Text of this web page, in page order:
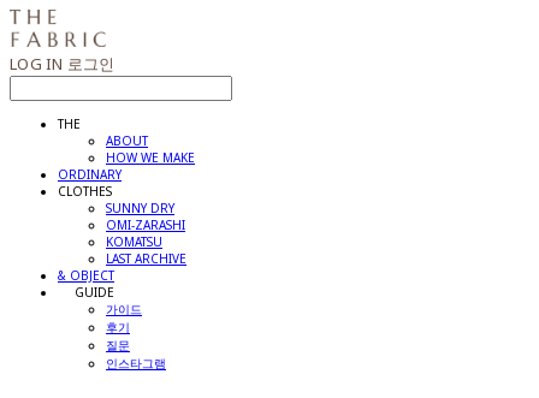
LOG IN 로그인
THE
ABOUT
HOW WE MAKE
ORDINARY
CLOTHES
SUNNY DRY
OMI-ZARASHI
KOMATSU
LAST ARCHIVE
& OBJECT
⠀⠀GUIDE
가이드
후기
질문
인스타그램